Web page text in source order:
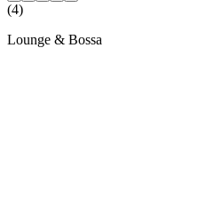
(4)
Lounge & Bossa